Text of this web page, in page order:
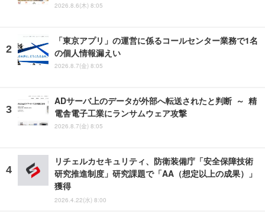
2026.8.6(木) 8:05
「東京アプリ」の運営に係るコールセンター業務で1名
の個人情報漏えい
2026.8.7(金) 8:05
ADサーバ上のデータが外部へ転送されたと判断 ～ 精
電舎電子工業にランサムウェア攻撃
2026.8.7(金) 8:05
リチェルカセキュリティ、防衛装備庁「安全保障技術
研究推進制度」研究課題で「AA（想定以上の成果）」
獲得
2026.4.22(水) 8:00